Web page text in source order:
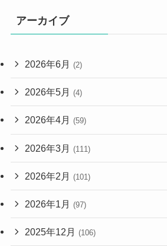
アーカイブ
2026年6月 (2)
2026年5月 (4)
2026年4月 (59)
2026年3月 (111)
2026年2月 (101)
2026年1月 (97)
2025年12月 (106)